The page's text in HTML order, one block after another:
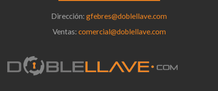
Dirección: gfebres@doblellave.com
Ventas: comercial@doblellave.com